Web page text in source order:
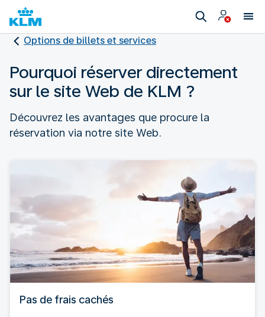
Options de billets et services
Pourquoi réserver directement
sur le site Web de KLM ?
Découvrez les avantages que procure la
réservation via notre site Web.
Pas de frais cachés